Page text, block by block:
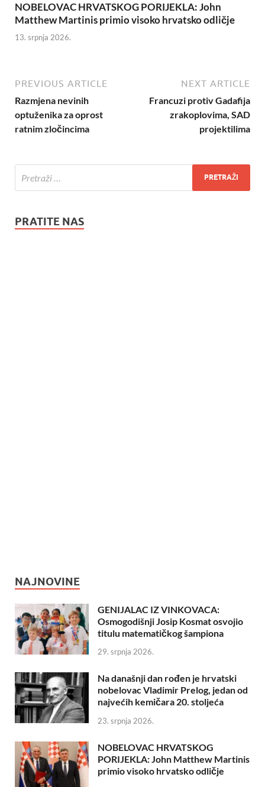
NOBELOVAC HRVATSKOG PORIJEKLA: John
Matthew Martinis primio visoko hrvatsko odličje
13. srpnja 2026.
PREVIOUS ARTICLE
Razmjena nevinih
optuženika za oprost
ratnim zločincima
NEXT ARTICLE
Francuzi protiv Gadafija
zrakoplovima, SAD
projektilima
PRATITE NAS
NAJNOVINE
GENIJALAC IZ VINKOVACA:
Osmogodišnji Josip Kosmat osvojio
titulu matematičkog šampiona
29. srpnja 2026.
Na današnji dan rođen je hrvatski
nobelovac Vladimir Prelog, jedan od
najvećih kemičara 20. stoljeća
23. srpnja 2026.
NOBELOVAC HRVATSKOG
PORIJEKLA: John Matthew Martinis
primio visoko hrvatsko odličje